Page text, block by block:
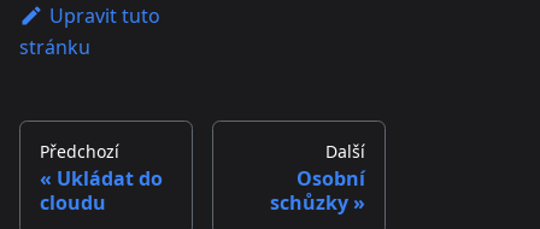
Upravit tuto
stránku
Předchozí
Ukládat do
cloudu
Další
Osobní
schůzky